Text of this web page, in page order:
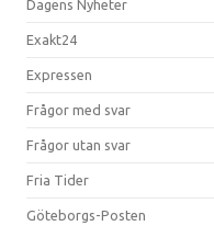
Dagens Nyheter
Exakt24
Expressen
Frågor med svar
Frågor utan svar
Fria Tider
Göteborgs-Posten